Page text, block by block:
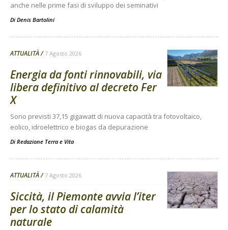
anche nelle prime fasi di sviluppo dei seminativi
Di Denis Bartolini
ATTUALITÀ 7 Agosto 2026
Energia da fonti rinnovabili, via
libera definitivo al decreto Fer
X
Sono previsti 37,15 gigawatt di nuova capacità tra fotovoltaico,
eolico, idroelettrico e biogas da depurazione
Di Redazione Terra e Vita
ATTUALITÀ 7 Agosto 2026
Siccità, il Piemonte avvia l’iter
per lo stato di calamità
naturale